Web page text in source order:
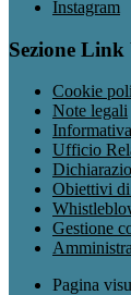
Instagram
Sezione
Cookie
Note legali
Ufficio
Obiettivi di
Gestione
Pagina